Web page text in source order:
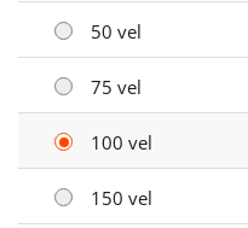
50 vel
75 vel
100 vel
150 vel